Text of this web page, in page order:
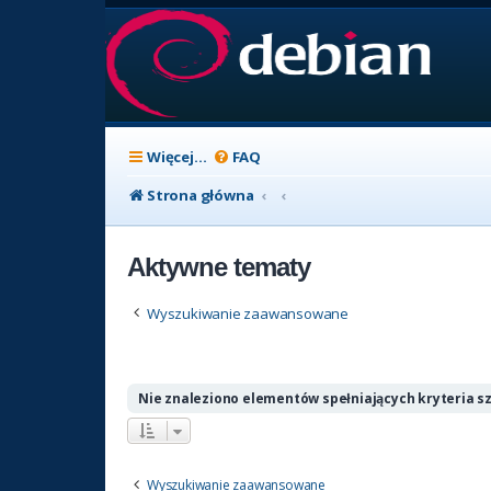
Więcej… FAQ
Strona główna
Aktywne tematy
Wyszukiwanie zaawansowane
Nie znaleziono elementów spełniających kryteria
Wyszukiwanie zaawansowane